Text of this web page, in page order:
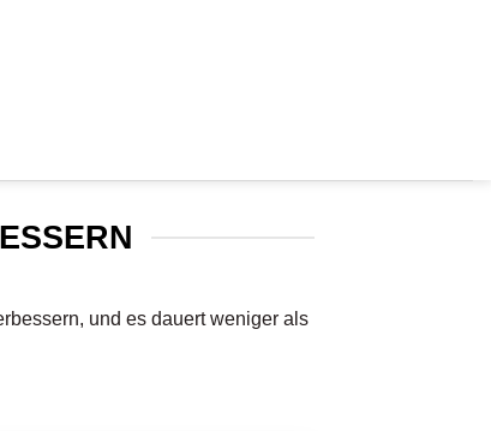
und es dauert weniger als